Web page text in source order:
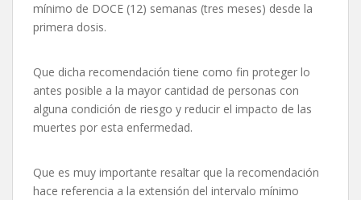
mínimo de DOCE (12) semanas (tres meses) desde la
primera dosis.
Que dicha recomendación tiene como fin proteger lo
antes posible a la mayor cantidad de personas con
alguna condición de riesgo y reducir el impacto de las
muertes por esta enfermedad.
Que es muy importante resaltar que la recomendación
hace referencia a la extensión del intervalo mínimo